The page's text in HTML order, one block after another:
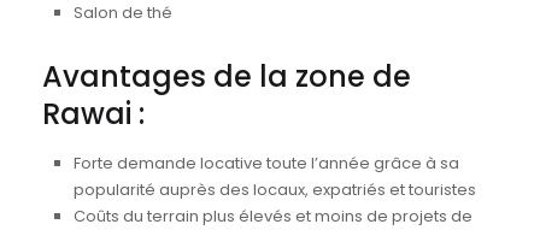
Salon de thé
Avantages de la zone de
Rawai :
Forte demande locative toute l’année grâce à sa
popularité auprès des locaux, expatriés et touristes
Coûts du terrain plus élevés et moins de projets de